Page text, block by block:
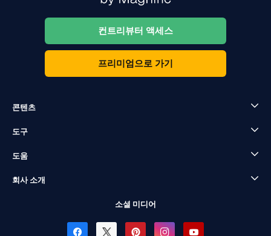
컨트리뷰터 액세스
프리미엄으로 가기
콘텐츠
도구
도움
회사 소개
소셜 미디어